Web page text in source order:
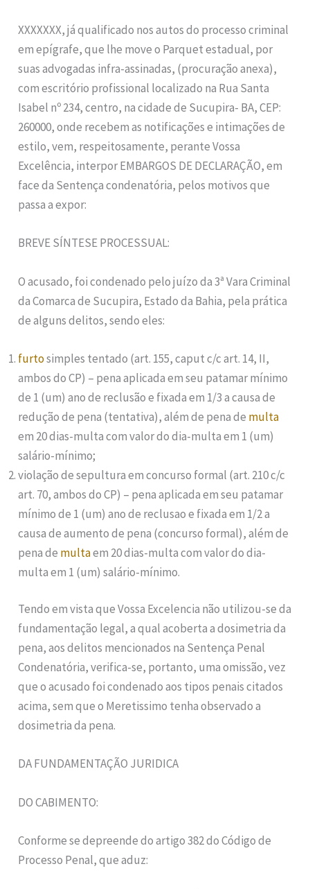
XXXXXXX, já qualificado nos autos do processo criminal
em epígrafe, que lhe move o Parquet estadual, por
suas advogadas infra-assinadas, (procuração anexa),
com escritório profissional localizado na Rua Santa
Isabel nº 234, centro, na cidade de Sucupira- BA, CEP:
260000, onde recebem as notificações e intimações de
estilo, vem, respeitosamente, perante Vossa
Excelência, interpor EMBARGOS DE DECLARAÇÃO, em
face da Sentença condenatória, pelos motivos que
passa a expor:
BREVE SÍNTESE PROCESSUAL:
O acusado, foi condenado pelo juízo da 3ª Vara Criminal
da Comarca de Sucupira, Estado da Bahia, pela prática
de alguns delitos, sendo eles:
furtosimples tentado (art. 155, caput c/c art. 14, II,
ambos do CP) – pena aplicada em seu patamar mínimo
de 1 (um) ano de reclusão e fixada em 1/3 a causa de
redução de pena (tentativa), além de pena de multa
em 20 dias-multa com valor do dia-multa em 1 (um)
salário-mínimo;
violação de sepultura em concurso formal (art. 210 c/c
art. 70, ambos do CP) – pena aplicada em seu patamar
mínimo de 1 (um) ano de reclusao e fixada em 1/2 a
causa de aumento de pena (concurso formal), além de
pena de multaem 20 dias-multa com valor do dia-
multa em 1 (um) salário-mínimo.
Tendo em vista que Vossa Excelencia não utilizou-se da
fundamentação legal, a qual acoberta a dosimetria da
pena, aos delitos mencionados na Sentença Penal
Condenatória, verifica-se, portanto, uma omissão, vez
que o acusado foi condenado aos tipos penais citados
acima, sem que o Meretissimo tenha observado a
dosimetria da pena.
DA FUNDAMENTAÇÃO JURIDICA
DO CABIMENTO:
Conforme se depreende do artigo 382 do Código de
Processo Penal, que aduz: